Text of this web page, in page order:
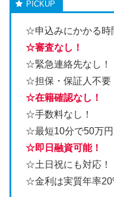
☆申込みにかかる時
☆審査なし！
☆緊急連絡先なし！
☆担保・保証人不要
☆在籍確認なし！
☆手数料なし！
☆最短10分で50万円
☆即日融資可能！
☆土日祝にも対応！
☆金利は実質年率